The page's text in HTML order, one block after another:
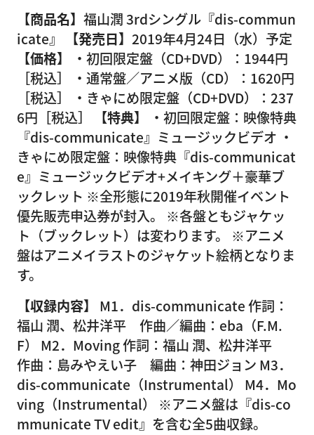
【商品名】 福山潤 3rdシングル『dis-commun
icate』
【発売日】 2019年4月24日（水）予定
【価格】
・初回限定盤（CD+DVD）：1944円
［税込］ ・通常盤／アニメ版（CD）：1620円
［税込］ ・きゃにめ限定盤（CD+DVD）：237
6円［税込］
【特典】
・初回限定盤：映像特典
『dis-communicate』ミュージックビデオ ・
きゃにめ限定盤：映像特典『dis-communicat
e』ミュージックビデオ+メイキング＋豪華ブ
ックレット ※全形態に2019年秋開催イベント
優先販売申込券が封入。 ※各盤ともジャケッ
ト（ブックレット）は変わります。 ※アニメ
盤はアニメイラストのジャケット絵柄となりま
す。
【収録内容】
M1．dis-communicate 作詞：
福山 潤、松井洋平 作曲／編曲：eba（F.M.
F） M2．Moving 作詞：福山 潤、松井洋平
作曲：島みやえい子 編曲：神田ジョン M3．
dis-communicate（Instrumental） M4．Mo
ving（Instrumental） ※アニメ盤は『dis-co
mmunicate TV edit』を含む全5曲収録。